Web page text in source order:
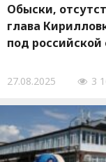
Обыски,
глава
под
27.08.2025 3